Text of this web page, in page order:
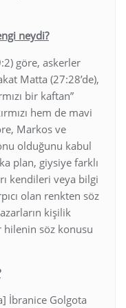
neydi?
göre, askerler
Matta (27:28’de),
bir kaftan”
hem de mavi
Markos ve
olduğunu kabul
plan, giysiye farklı
kendileri veya bilgi
olan renkten söz
kişilik
hilenin söz konusu
İbranice Golgota